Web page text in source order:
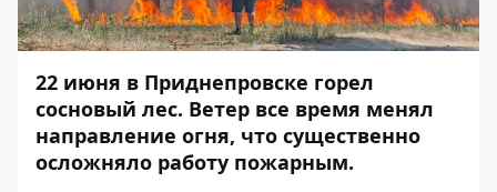
22 июня в Приднепровске горел
сосновый лес. Ветер все время менял
направление огня, что существенно
осложняло работу пожарным.